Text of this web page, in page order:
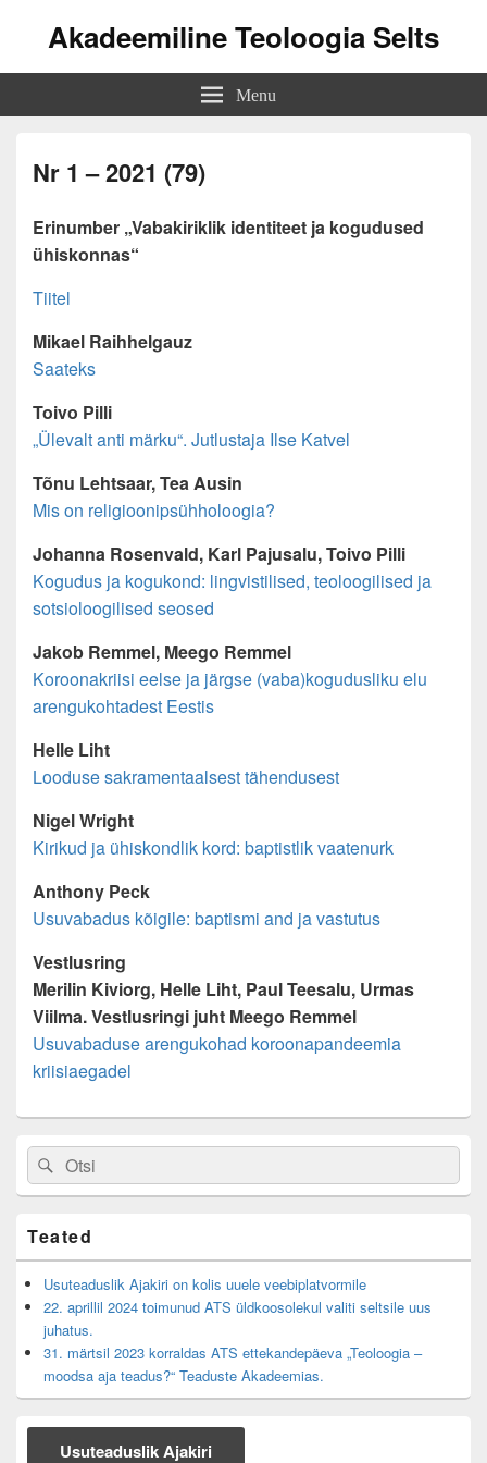
Akadeemiline Teoloogia Selts
Menu
Nr 1 – 2021 (79)
Erinumber „Vabakiriklik identiteet ja kogudused
ühiskonnas“
Tiitel
Mikael Raihhelgauz
Saateks
Toivo Pilli
„Ülevalt anti märku“. Jutlustaja Ilse Katvel
Tõnu Lehtsaar, Tea Ausin
Mis on religioonipsühholoogia?
Johanna Rosenvald, Karl Pajusalu, Toivo Pilli
Kogudus ja kogukond: lingvistilised, teoloogilised ja
sotsioloogilised seosed
Jakob Remmel, Meego Remmel
Koroonakriisi eelse ja järgse (vaba)kogudusliku elu
arengukohtadest Eestis
Helle Liht
Looduse sakramentaalsest tähendusest
Nigel Wright
Kirikud ja ühiskondlik kord: baptistlik vaatenurk
Anthony Peck
Usuvabadus kõigile: baptismi and ja vastutus
Vestlusring
Merilin Kiviorg, Helle Liht, Paul Teesalu, Urmas
Viilma. Vestlusringi juht Meego Remmel
Usuvabaduse arengukohad koroonapandeemia
kriisiaegadel
Primary
Sidebar
Widget
Area
Search
for:
Search
Teated
Usuteaduslik Ajakiri on kolis uuele veebiplatvormile
22. aprillil 2024 toimunud ATS üldkoosolekul valiti seltsile uus
juhatus.
31. märtsil 2023 korraldas ATS ettekandepäeva „Teoloogia –
moodsa aja teadus?“ Teaduste Akadeemias.
Usuteaduslik Ajakiri